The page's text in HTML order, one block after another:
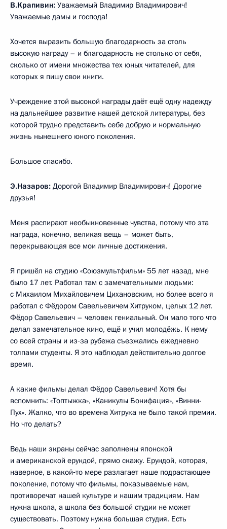
В.Крапивин: Уважаемый Владимир Владимирович!
Уважаемые дамы и господа!
Хочется выразить большую благодарность за столь
высокую награду – и благодарность не столько от себя,
сколько от имени множества тех юных читателей, для
которых я пишу свои книги.
Учреждение этой высокой награды даёт ещё одну надежду
на дальнейшее развитие нашей детской литературы, без
которой трудно представить себе добрую и нормальную
жизнь нынешнего юного поколения.
Большое спасибо.
Э.Назаров: Дорогой Владимир Владимирович! Дорогие
друзья!
Меня распирают необыкновенные чувства, потому что эта
награда, конечно, великая вещь – может быть,
перекрывающая все мои личные достижения.
Я пришёл на студию «Союзмультфильм» 55 лет назад, мне
было 17 лет. Работал там с замечательными людьми:
с Михаилом Михайловичем Цихановским, но более всего я
работал с Фёдором Савельевичем Хитруком, целых 12 лет.
Фёдор Савельевич – человек гениальный. Он мало того что
делал замечательное кино, ещё и учил молодёжь. К нему
со всей страны и из‑за рубежа съезжались ежедневно
толпами студенты. Я это наблюдал действительно долгое
время.
А какие фильмы делал Фёдор Савельевич! Хотя бы
вспомнить: «Топтыжка», «Каникулы Бонифация», «Винни-
Пух». Жалко, что во времена Хитрука не было такой премии.
Но что делать?
Ведь наши экраны сейчас заполнены японской
и американской ерундой, прямо скажу. Ерундой, которая,
наверное, в какой‑то мере разлагает наше подрастающее
поколение, потому что фильмы, показываемые нам,
противоречат нашей культуре и нашим традициям. Нам
нужна школа, а школа без большой студии не может
существовать. Поэтому нужна большая студия. Есть